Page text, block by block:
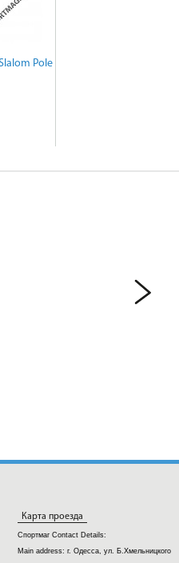
Pole
Карта проезда
Спортмаг Contact Details:
Main address:г. Одесса, ул. Б.Хмельницкого